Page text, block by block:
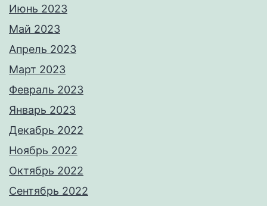
Июнь 2023
Май 2023
Апрель 2023
Март 2023
Февраль 2023
Январь 2023
Декабрь 2022
Ноябрь 2022
Октябрь 2022
Сентябрь 2022